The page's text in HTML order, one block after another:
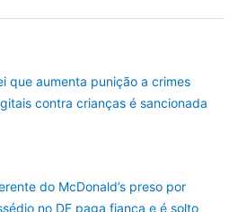
que aumenta punição a crimes
contra crianças é sancionada
do McDonald’s preso por
no DF paga fiança e é solto